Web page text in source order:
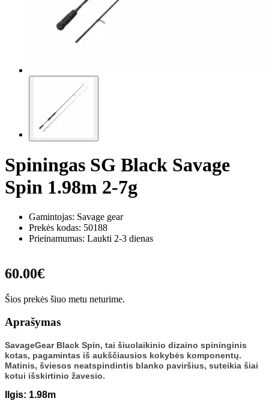
Spiningas SG Black Savage
Spin 1.98m 2-7g
Gamintojas: Savage gear
Prekės kodas: 50188
Prieinamumas: Laukti 2-3 dienas
60.00€
Šios prekės šiuo metu neturime.
Aprašymas
SavageGear Black Spin, tai šiuolaikinio dizaino spininginis
kotas, pagamintas iš aukščiausios kokybės komponentų.
Matinis, šviesos neatspindintis blanko paviršius, suteikia šiai
kotui išskirtinio žavesio.
Ilgis: 1.98m